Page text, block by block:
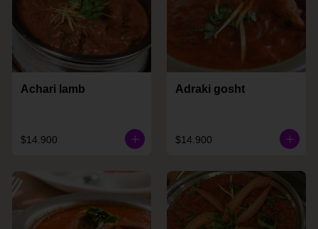
Achari lamb
$14.900
Adraki gosht
$14.900